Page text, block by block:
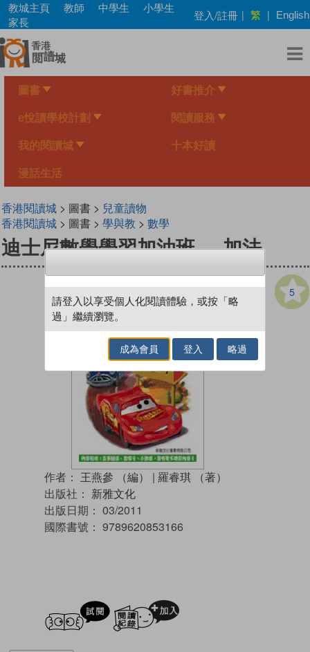
Skip
main
content
教城主頁 教師 中學生
小學生
家長
登入/註冊 | 繁 | English
圖書 好書推介
e悅讀學校計劃 閱讀服務
我的閱讀城 十本好讀
漫話生活
香港閱讀城> 圖書 > 兒童讀物
香港閱讀城> 圖書 > 學與教 > 數學
迪士尼數學學習加油班──加法
5
作者： 王燕參 （編） | 羅睿琪 （著）
出版社： 新雅文化
出版日期： 03/2011
國際書號： 9789620853166
試閲
請登入以享受個人化閱讀體驗，或按「略
過」繼續瀏覽。
成為會員 登入 略過